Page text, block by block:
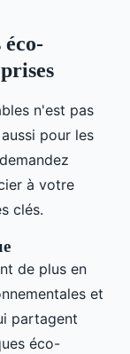
éco-
n'est pas
pour les
à votre
clés.
de plus en
et
partagent
éco-